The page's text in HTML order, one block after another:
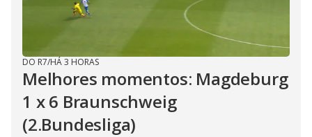
DO R7/HÁ 3 HORAS
Melhores momentos: Magdeburg
1 x 6 Braunschweig
(2.Bundesliga)